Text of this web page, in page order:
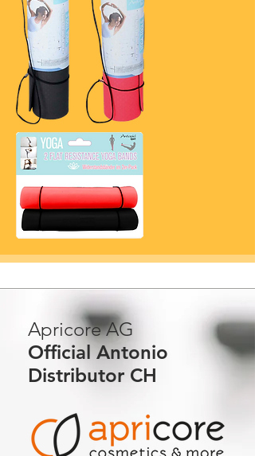
Apricore AG
Official Antonio
Distributor CH